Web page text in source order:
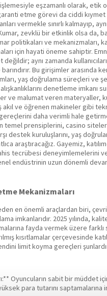
eşzamanlı olarak, etik
etme görevi da ciddi
vermekle sınırlı kalmayıp,
zevklü bir etkinlik olsa da,
politikaları ve mekanizmaları,
için hayati öneme sahiptir.
aynı zamanda
Bu girişimler arasında
yaş doğrulama süreçleri ve
denetleme
ve malumat veren materyaller,
akıl ve öğrenen makineler gibi
daha verimli hale
prensiplerini, casino
destek kuruluşlarını, yaş
araştıracağız. Gayemiz,
tecrübesi deneyimlemelerini
endüstrinin uzun dönemli
Mekanizmaları
en önemli araçlardan biri,
imkanlarıdır. 2025 yılında,
fayda vermek üzere
kısıtlamalar çerçevesinde
limit koyma gereçleri
Oyuncuların sabit bir müddet
para tutarını saptamalarına